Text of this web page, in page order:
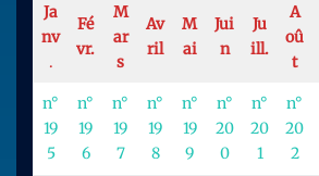
Ja
nv
.
Fé
vr.
M
ar
s
Av
ril
M
ai
Jui
n
Ju
ill.
A
oû
t
n°
19
5
n°
19
6
n°
19
7
n°
19
8
n°
19
9
n°
20
0
n°
20
1
n°
20
2